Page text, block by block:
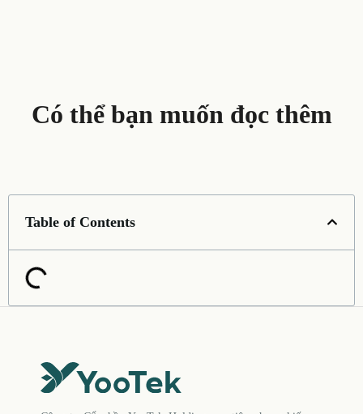
Có thể bạn muốn đọc thêm
Table of Contents